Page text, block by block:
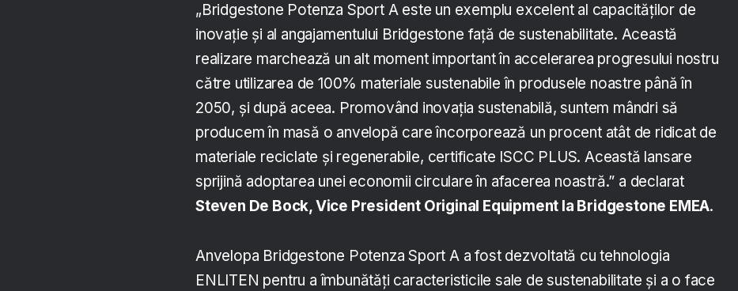
„Bridgestone Potenza Sport A este un exemplu excelent al capacităților de
inovație și al angajamentului Bridgestone față de sustenabilitate. Această
realizare marchează un alt moment important în accelerarea progresului nostru
către utilizarea de 100% materiale sustenabile în produsele noastre până în
2050, și după aceea. Promovând inovația sustenabilă, suntem mândri să
producem în masă o anvelopă care încorporează un procent atât de ridicat de
materiale reciclate și regenerabile, certificate ISCC PLUS. Această lansare
sprijină adoptarea unei economii circulare în afacerea noastră.” a declarat
Steven De Bock, Vice President Original Equipment la Bridgestone EMEA.
Anvelopa Bridgestone Potenza Sport A a fost dezvoltată cu tehnologia
ENLITEN pentru a îmbunătăți caracteristicile sale de sustenabilitate și a o face